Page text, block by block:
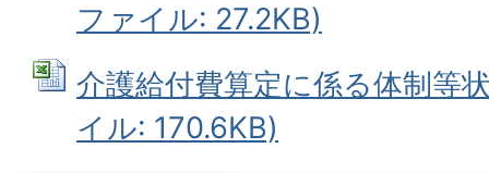
ファイル: 27.2KB)
介護給付費算定に係る体制等
イル: 170.6KB)